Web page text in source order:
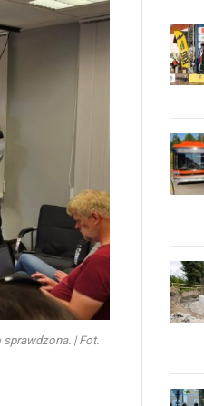
| Fot.